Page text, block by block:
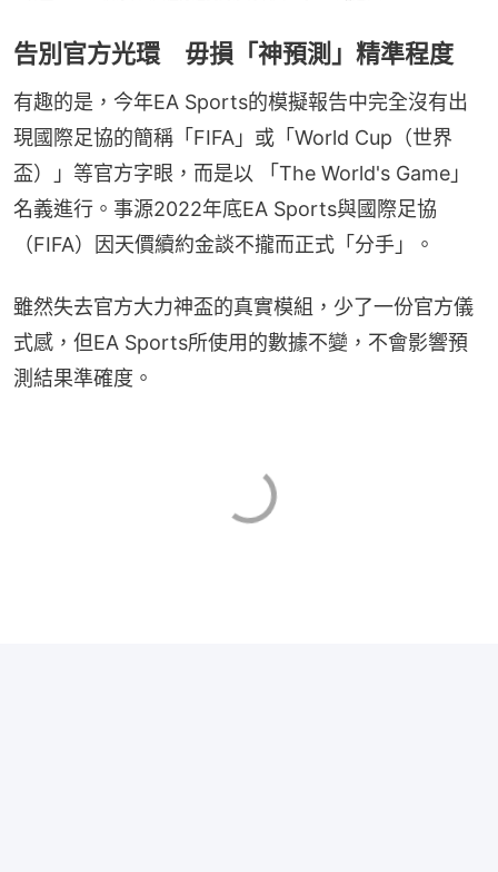
告別官方光環 毋損「神預測」精準程度
有趣的是，今年EA Sports的模擬報告中完全沒有出
現國際足協的簡稱「FIFA」或「World Cup（世界
盃）」等官方字眼，而是以 「The World's Game」
名義進行。事源2022年底EA Sports與國際足協
（FIFA）因天價續約金談不攏而正式「分手」。
雖然失去官方大力神盃的真實模組，少了一份官方儀
式感，但EA Sports所使用的數據不變，不會影響預
測結果準確度。